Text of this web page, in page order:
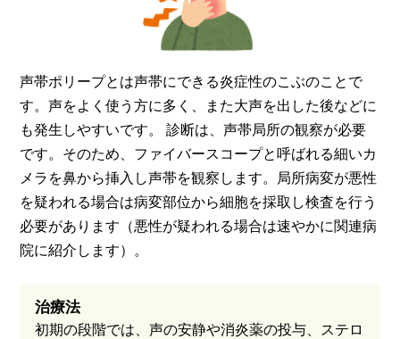
声帯ポリープとは声帯にできる炎症性のこぶのことで
す。声をよく使う方に多く、また大声を出した後などに
も発生しやすいです。 診断は、声帯局所の観察が必要
です。そのため、ファイバースコープと呼ばれる細いカ
メラを鼻から挿入し声帯を観察します。局所病変が悪性
を疑われる場合は病変部位から細胞を採取し検査を行う
必要があります（悪性が疑われる場合は速やかに関連病
院に紹介します）。
治療法
初期の段階では、声の安静や消炎薬の投与、ステロ